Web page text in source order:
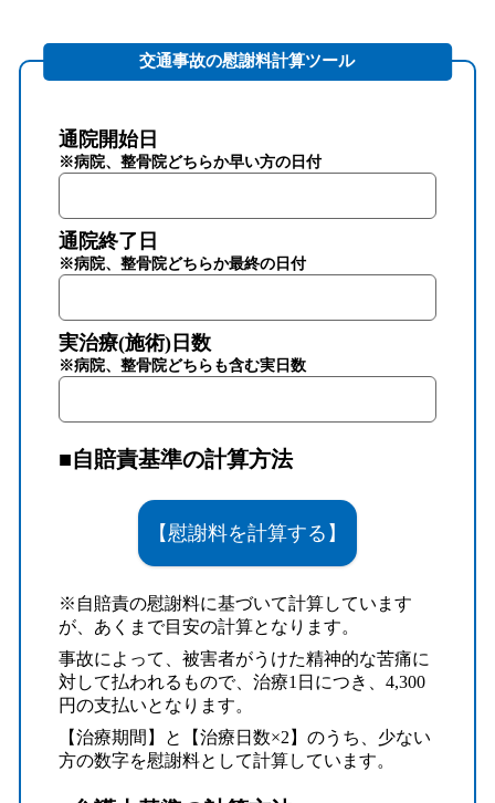
交通事故の慰謝料計算ツール
通院開始日
※病院、整骨院どちらか早い方の日付
通院終了日
※病院、整骨院どちらか最終の日付
実治療(施術)日数
※病院、整骨院どちらも含む実日数
■自賠責基準の計算方法
【慰謝料を計算する】
※自賠責の慰謝料に基づいて計算しています
が、あくまで目安の計算となります。
事故によって、被害者がうけた精神的な苦痛に
対して払われるもので、治療1日につき、4,300
円の支払いとなります。
【治療期間】と【治療日数×2】のうち、少ない
方の数字を慰謝料として計算しています。